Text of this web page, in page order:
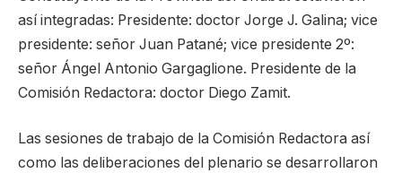
así integradas: Presidente: doctor Jorge J. Galina; vice
presidente: señor Juan Patané; vice presidente 2º:
señor Ángel Antonio Gargaglione. Presidente de la
Comisión Redactora: doctor Diego Zamit.
Las sesiones de trabajo de la Comisión Redactora así
como las deliberaciones del plenario se desarrollaron